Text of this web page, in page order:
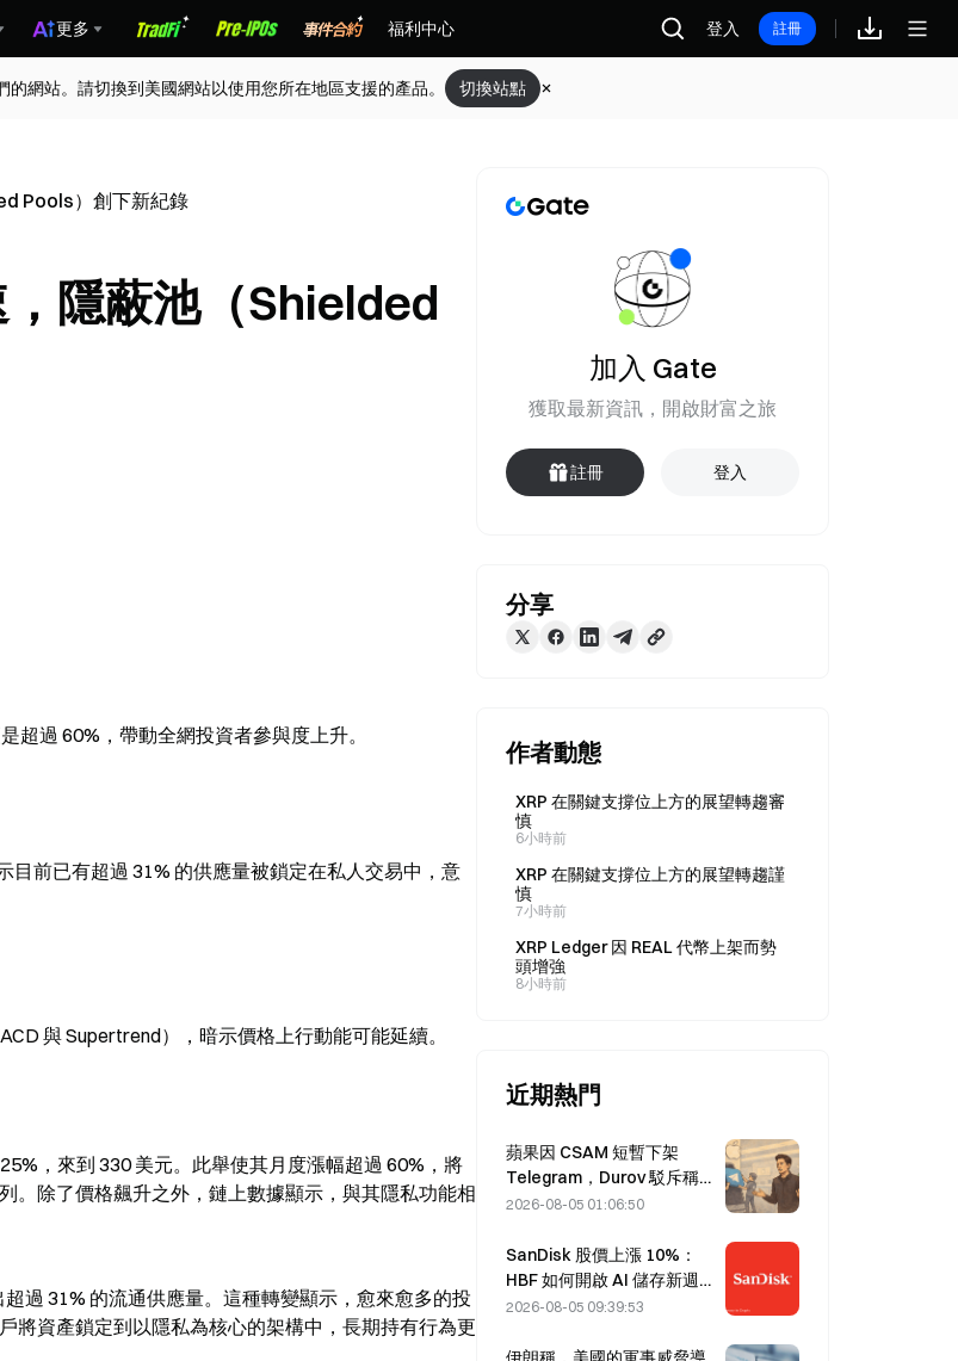
更多 福利中心 登入 註冊
網站。請切換到美國網站以使用您所在地區支援的產品。 切換站點
Pools）創下新紀錄
隱蔽池（Shielded
超過 60%，帶動全網投資者參與度上升。
目前已有超過 31% 的供應量被鎖定在私人交易中，意
與 Supertrend），暗示價格上行動能可能延續。
，來到 330 美元。此舉使其月度漲幅超過 60%，將
。除了價格飆升之外，鏈上數據顯示，與其隱私功能相
過 31% 的流通供應量。這種轉變顯示，愈來愈多的投
將資產鎖定到以隱私為核心的架構中，長期持有行為更
加入 Gate
獲取最新資訊，開啟財富之旅
註冊 登入
分享
作者動態
XRP 在關鍵支撐位上方的展望轉趨審
慎
6小時前
XRP 在關鍵支撐位上方的展望轉趨謹
慎
7小時前
XRP Ledger 因 REAL 代幣上架而勢
頭增強
8小時前
近期熱門
蘋果因 CSAM 短暫下架
Telegram，Durov 駁斥稱受
「安全攻擊」
2026-08-05 01:06:50
SanDisk 股價上漲 10%：
HBF 如何開啟 AI 儲存新週
期，財報能否驗證成長邏
2026-08-05 09:39:53